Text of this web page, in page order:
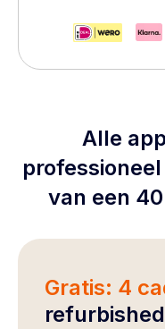
Alle
van een
Gratis: 4